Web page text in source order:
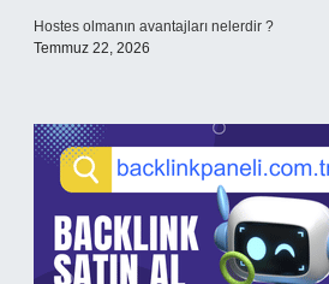
Hostes olmanın avantajları nelerdir ?
Temmuz 22, 2026